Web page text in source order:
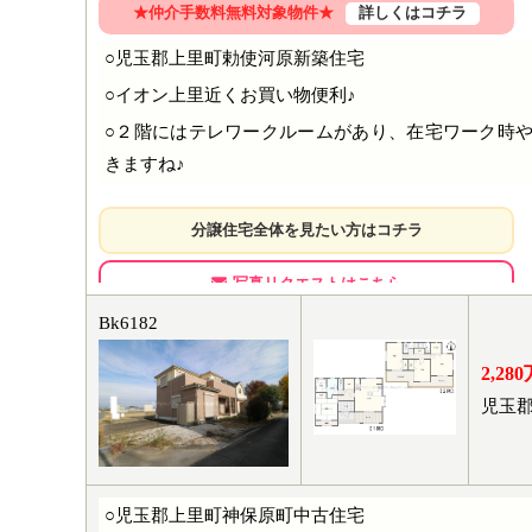
●上里イオン…約725ｍ
●カインズホーム上里本庄店…約1575ｍ
★仲介手数料無料対象物件★ 詳しくはコチラ
○児玉郡上里町勅使河原新築住宅
○イオン上里近くお買い物便利♪
○２階にはテレワークルームがあり、在宅ワーク時
きますね♪
分譲住宅全体を見たい方はコチラ
写真リクエストはこちら
周辺情報
●町立図書館…約400ｍ
●上里町役場…約790ｍ
●ローソン上里役場前店…約785ｍ
●イオン上里…約660ｍ
Bk6182
2,280
児玉
○児玉郡上里町神保原町中古住宅